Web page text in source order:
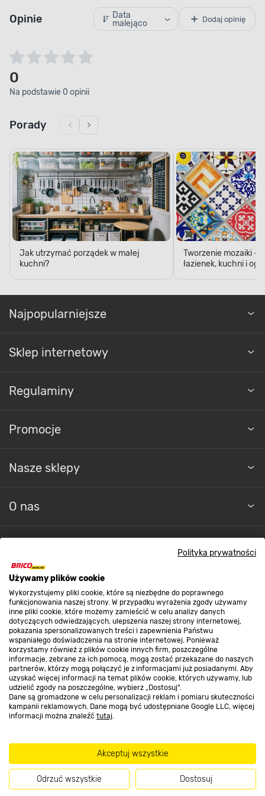
Polityka prywatności
Używamy plików cookie
Wykorzystujemy pliki cookie, które są niezbędne do poprawnego
funkcjonowania naszej strony. W przypadku wyrażenia zgody używamy
inne pliki cookie, które możemy zamieścić w celu analizy danych
dotyczących odwiedzających, ulepszenia naszej strony internetowej,
pokazania spersonalizowanych treści i zapewnienia Państwu
wspaniałego doświadczenia na stronie internetowej. Ponieważ
korzystamy również z plików cookie innych firm, poszczególne
informacje, zebrane za ich pomocą, mogą zostać przekazane do naszych
partnerów, którzy mogą połączyć je z informacjami już posiadanymi. Aby
uzyskać więcej informacji na temat plików cookie, których używamy, lub
udzielić zgody na poszczególne, wybierz „Dostosuj”.
Dane są gromadzone w celu personalizacji reklam i pomiaru skuteczności
kampanii reklamowych. Dane mogą być udostępniane Google LLC, więcej
informacji można znaleźć tutaj.
Akceptuj wszystkie
Odrzuć wszystkie Dostosuj
malejąco
Dodaj opinię
0
Na podstawie 0 opinii
Jak utrzymać porządek w małej
kuchni?
Tworzenie mozaiki -
łazienek, kuchni i
Strefa biznesu
Dołącz do nas
Metody płatności
Informacje handlowe o towarach i ich cenach podane na stronach serwisu:
nie stanowią oferty, a są wyłącznie
zaproszeniem do zawarcia umowy w rozumieniu art. 71 Kodeksu cywilnego.